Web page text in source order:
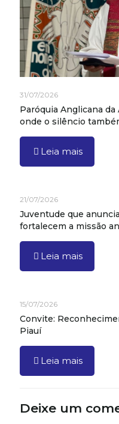
31/07/2026
Paróquia Anglicana
onde o silêncio
Leia mais
21/07/2026
Juventude que
fortalecem a missão
Leia mais
15/07/2026
Convite:
Piauí
Leia mais
Deixe um